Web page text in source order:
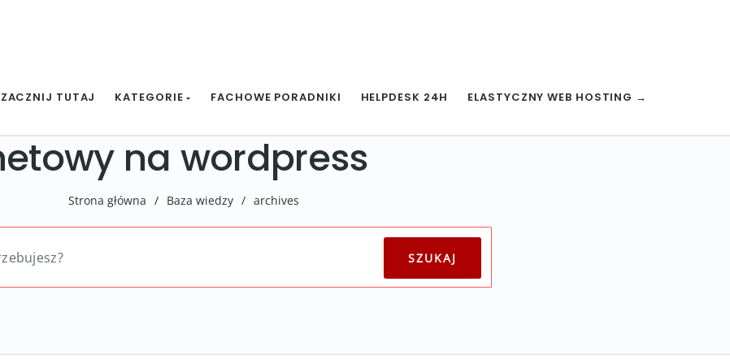
ZACZNIJ TUTAJ KATEGORIE FACHOWE PORADNIKI HELPDESK 24H ELASTYCZNY WEB HOSTING →
na wordpress
Strona główna / Baza wiedzy / archives